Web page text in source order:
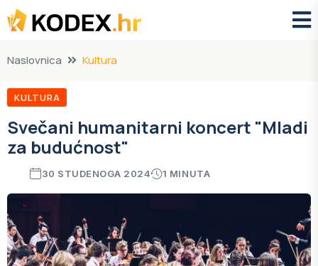
Naslovnica Kultura
KULTURA
Svečani humanitarni koncert "Mladi
za budućnost"
30 STUDENOGA 2024 1 MINUTA